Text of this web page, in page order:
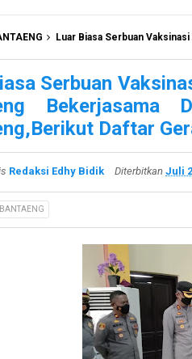
Luar Biasa Serbuan Vaksinasi Tahap 2
Serbuan
Bekerjasama
Daftar
Redaksi Edhy Bidik Diterbitkan Juli
BANTAENG